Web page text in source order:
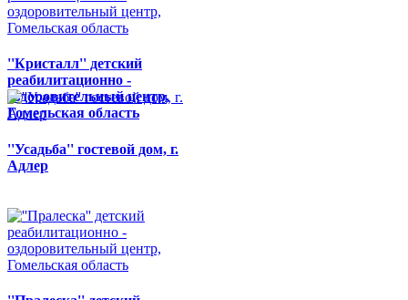
''Кристалл'' детский
реабилитационно -
оздоровительный центр,
Гомельская область
''Усадьба'' гостевой дом, г.
Адлер